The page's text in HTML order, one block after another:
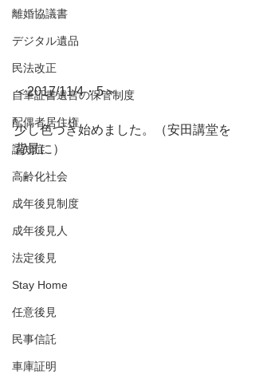
離婚協議書
デジタル遺品
民法改正
自筆証書遺言の保管制度
配偶者居住権
認知症
高齢化社会
成年後見制度
成年後見人
法定後見
Stay Home
任意後見
民事信託
車庫証明
＜2017/11/4・5＞
少し色づき始めました。（安田講堂を
背景に）